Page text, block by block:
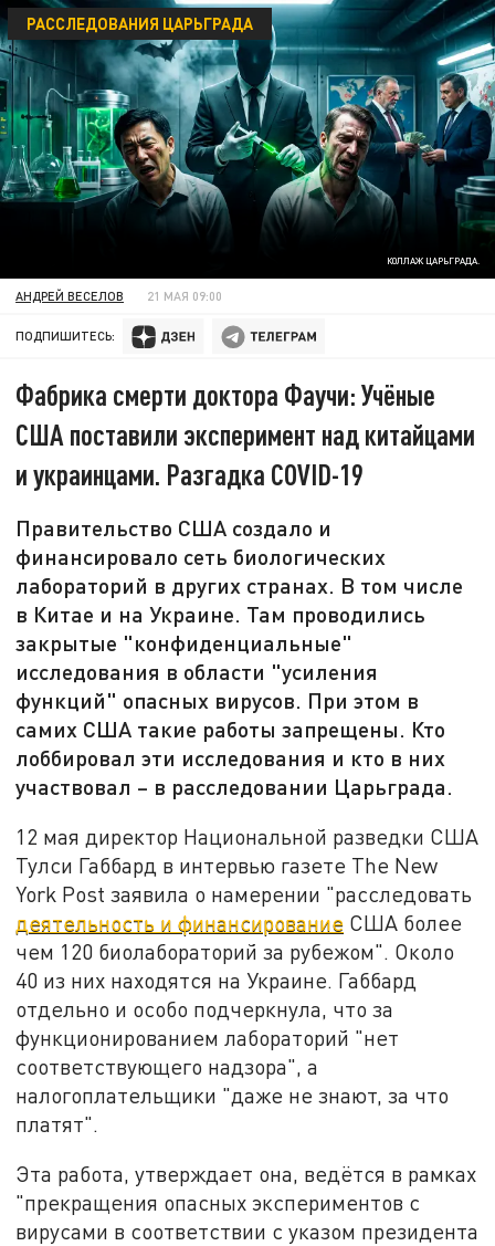
КОЛЛАЖ ЦАРЬГРАДА.
РАССЛЕДОВАНИЯ ЦАРЬГРАДА
АНДРЕЙ ВЕСЕЛОВ 21 МАЯ 09:00
ПОДПИШИТЕСЬ:
Фабрика смерти доктора Фаучи: Учёные
США поставили эксперимент над китайцами
и украинцами. Разгадка COVID-19
Правительство США создало и
финансировало сеть биологических
лабораторий в других странах. В том числе
в Китае и на Украине. Там проводились
закрытые "конфиденциальные"
исследования в области "усиления
функций" опасных вирусов. При этом в
самих США такие работы запрещены. Кто
лоббировал эти исследования и кто в них
участвовал – в расследовании Царьграда.
12 мая директор Национальной разведки США
Тулси Габбард в интервью газете The New
York Post заявила о намерении "расследовать
деятельность и финансирование США более
чем 120 биолабораторий за рубежом". Около
40 из них находятся на Украине. Габбард
отдельно и особо подчеркнула, что за
функционированием лабораторий "нет
соответствующего надзора", а
налогоплательщики "даже не знают, за что
платят".
Эта работа, утверждает она, ведётся в рамках
"прекращения опасных экспериментов с
вирусами в соответствии с указом президента